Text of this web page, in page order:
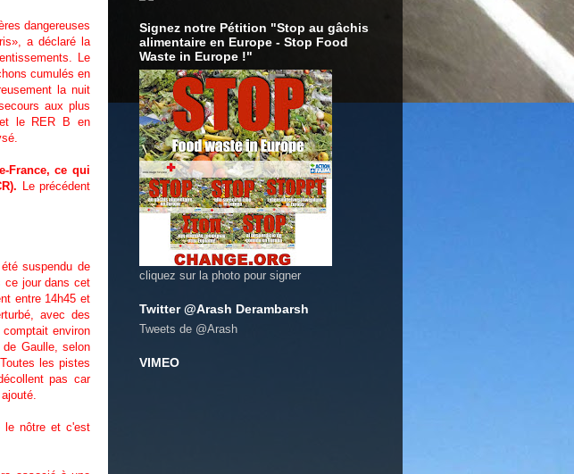
dangereuses
a déclaré la
Le
cumulés en
la nuit
aux plus
le RER B en
France, ce qui
Le précédent
suspendu de
ce jour dans cet
entre 14h45 et
avec des
environ
Gaulle, selon
les pistes
pas car
le nôtre et c'est
Signez notre Pétition "Stop au gâchis
alimentaire en Europe - Stop Food
Waste in Europe !"
cliquez sur la photo pour signer
Twitter @Arash Derambarsh
Tweets de @Arash
VIMEO